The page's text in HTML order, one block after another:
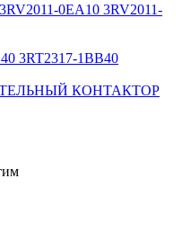
0EA10 3RV2011-
3RT2317-1BB40
КОНТАКТОР